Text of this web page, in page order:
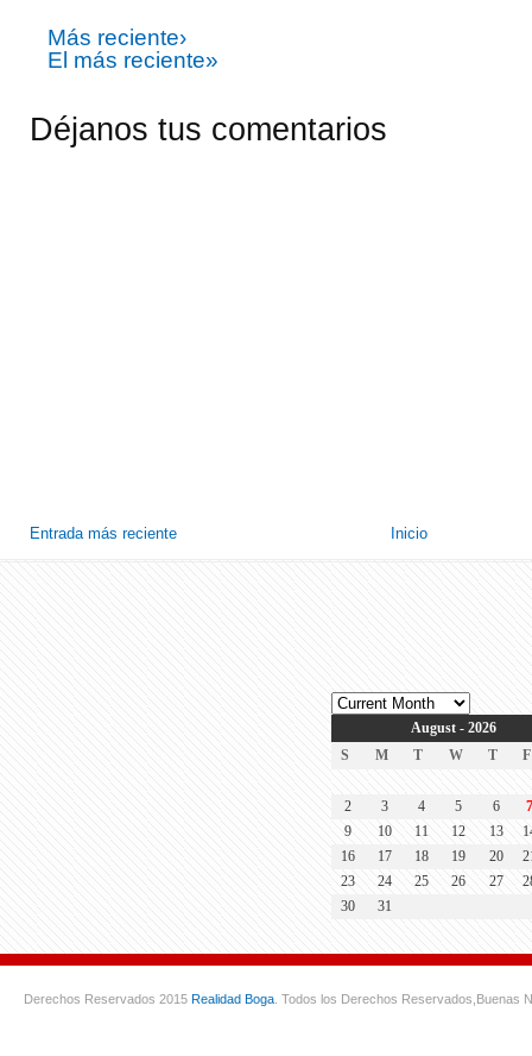
Más reciente›
El más reciente»
Déjanos tus comentarios
Entrada más reciente Inicio
August - 2026
S
M T W T F
2 3 4 5 6
9
10 11 12 13
16
17 18 19 20
23
24 25 26 27
30
31
Derechos Reservados 2015 Realidad Boga . Todos los Derechos Reservados, Buenas